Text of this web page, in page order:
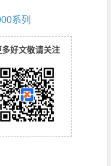
系列
多好文敬请关注